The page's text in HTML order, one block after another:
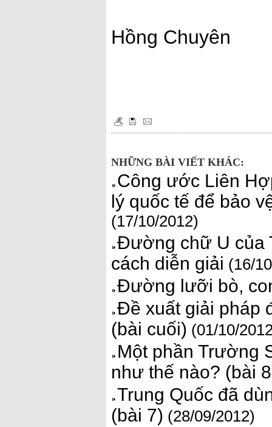
Hồng Chuyên
NHỮNG BÀI VIẾT KHÁC:
Công ước Liên
lý quốc tế để bảo
(17/10/2012)
Đường chữ U của
cách diễn giải (16/
Đường lưỡi bò,
Đề xuất giải pháp
(bài cuối) (01/10/
Một phần Trường
như thế nào? (bài
Trung Quốc đã
(bài 7) (28/09/2012)